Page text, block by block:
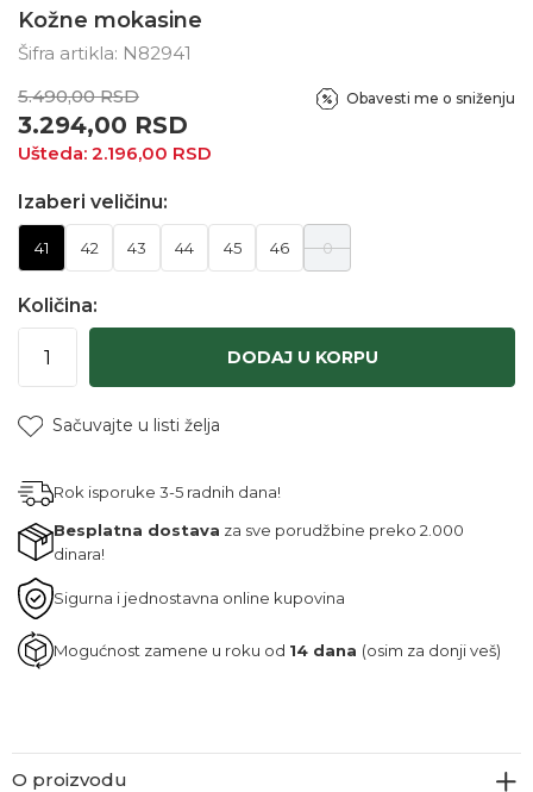
Kožne mokasine
Šifra artikla: N82941
5.490,00 RSD
3.294,00 RSD
Ušteda: 2.196,00 RSD
Obavesti me o sniženju
Izaberi veličinu:
41 42 43 44 45 46 0
Količina:
DODAJ U KORPU
Sačuvajte u listi želja
Rok isporuke 3-5 radnih dana!
Besplatna dostava za sve porudžbine preko 2.000
dinara!
Sigurna i jednostavna online kupovina
Mogućnost zamene u roku od 14 dana (osim za donji veš)
O proizvodu